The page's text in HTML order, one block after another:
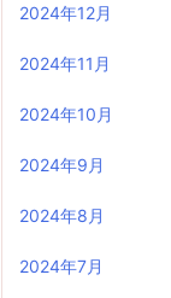
2024年12月
2024年11月
2024年10月
2024年9月
2024年8月
2024年7月